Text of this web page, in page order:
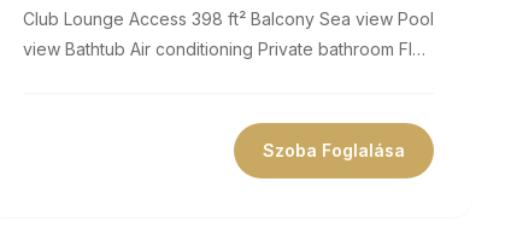
Club Lounge Access 398 ft² Balcony Sea view Pool
view Bathtub Air conditioning Private bathroom Flat-
Szoba Foglalása